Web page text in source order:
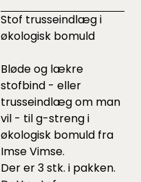
Stof trusseindlæg i
økologisk bomuld
Bløde og lækre
stofbind - eller
trusseindlæg om man
vil - til g-streng i
økologisk bomuld fra
Imse Vimse.
Der er 3 stk. i pakken.